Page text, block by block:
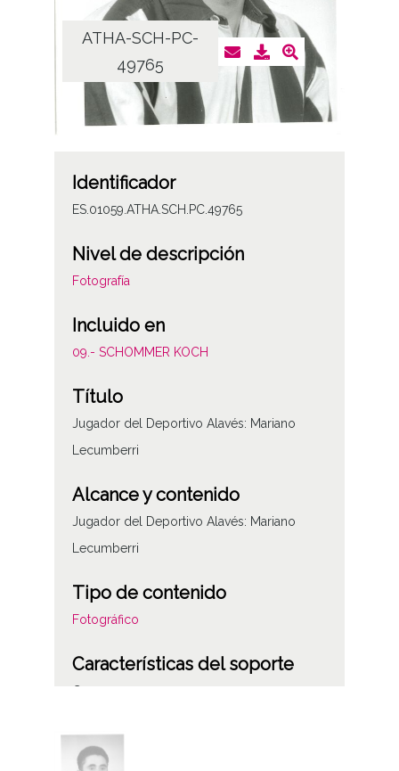
ATHA-SCH-PC-
49765
Identificador
ES.01059.ATHA.SCH.PC.49765
Nivel de descripción
Fotografía
Incluido en
09.- SCHOMMER KOCH
Título
Jugador del Deportivo Alavés: Mariano
Lecumberri
Alcance y contenido
Jugador del Deportivo Alavés: Mariano
Lecumberri
Tipo de contenido
Fotográfico
Características del soporte
C
Fecha
19600101